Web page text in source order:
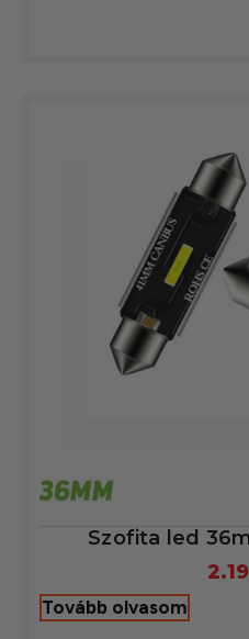
Szofita led
Tovább olvasom